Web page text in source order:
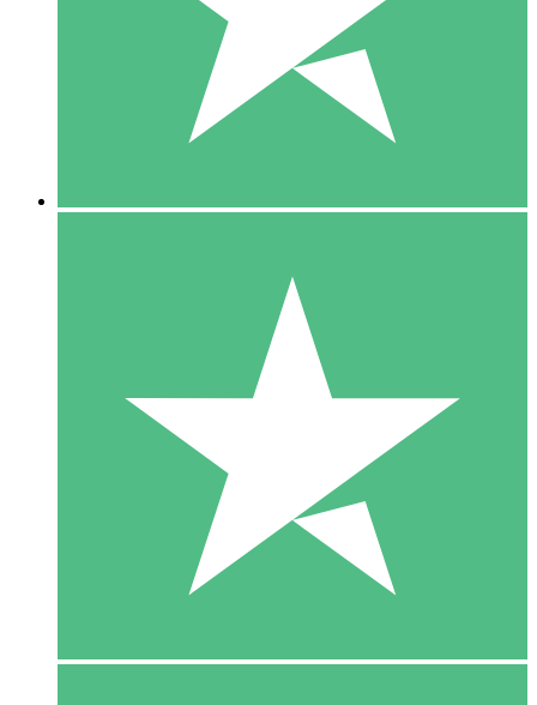
1 Téléchargement
10 00
10 Téléchargements
20 00